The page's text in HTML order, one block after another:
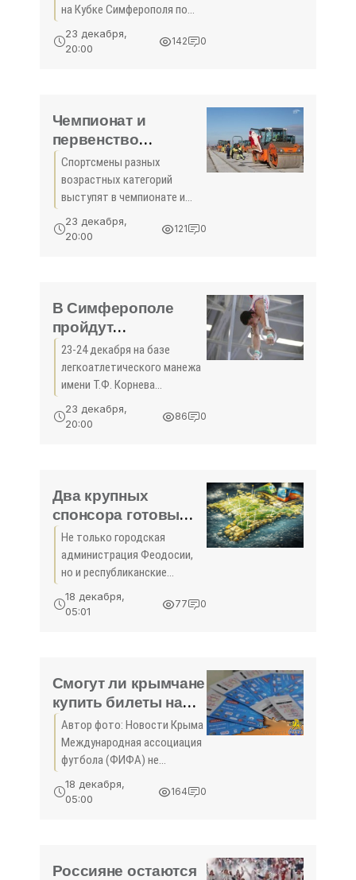
выходных - «Спорт»
на Кубке Симферополя по
кикбоксингу. Это
соревнование пройдет в
23 декабря,
20:00
142 0
Чемпионат и
первенство
Севастополя по
армрестлингу
состоятся на
выходных - «Спорт»
Спортсмены разных
возрастных категорий
выступят в чемпионате и
первенстве Севастополя по
армрестлингу – борьбе на
Симферопольская...
23 декабря,
20:00
121 0
В Симферополе
пройдут
соревнования по
легкой атлетике -
«Спорт»
23-24 декабря на базе
легкоатлетического манежа
имени Т.Ф. Корнева
факультета физической
культуры и спорта
сильнейших» – Кубок
23 декабря,
20:00
86 0
Два крупных
спонсора готовы
поддержать
финансово
футбольную
«Кафу» - «Спорт»
Не только городская
администрация Феодосии,
но и республиканские
власти, ищут возможность
материальной поддержки
от самих игроков
18 декабря,
05:01
77 0
Смогут ли крымчане
купить билеты на
ЧМ-2018? - «Спорт»
Автор фото: Новости Крыма
Международная ассоциация
футбола (ФИФА) не
собирается препятствовать
покупке крымчанами
году. Об ...
18 декабря,
05:00
164 0
Россияне остаются